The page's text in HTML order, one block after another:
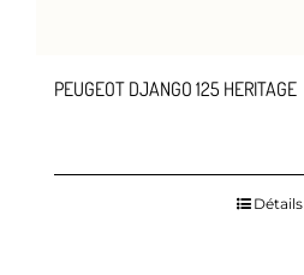
PEUGEOT DJANGO 125 HERITAGE
Détails